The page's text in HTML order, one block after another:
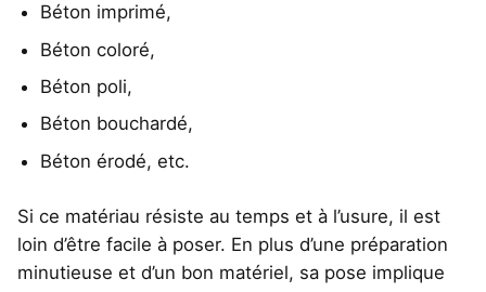
Béton imprimé,
Béton coloré,
Béton poli,
Béton bouchardé,
Béton érodé, etc.
Si ce matériau résiste au temps et à l’usure, il est
loin d’être facile à poser. En plus d’une préparation
minutieuse et d’un bon matériel, sa pose implique